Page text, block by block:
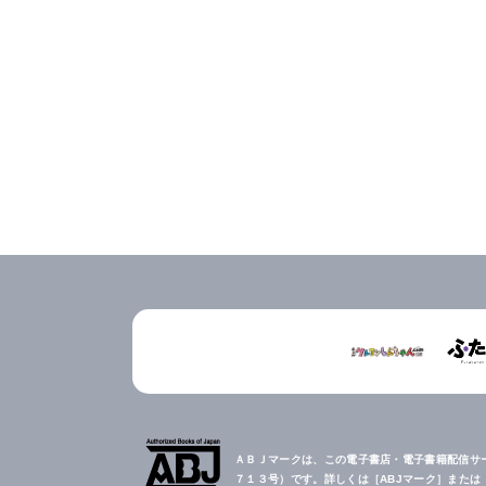
ＡＢＪマークは、この電子書店・電子書籍配信
７１３号）です。詳しくは［ABJマーク］または